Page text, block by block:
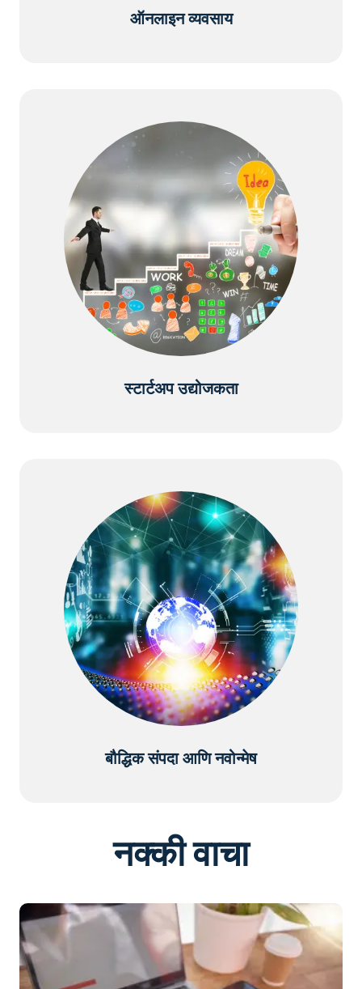
ऑनलाइन व्यवसाय
स्टार्टअप उद्योजकता
बौद्धिक संपदा आणि नवोन्मेष
नक्की वाचा